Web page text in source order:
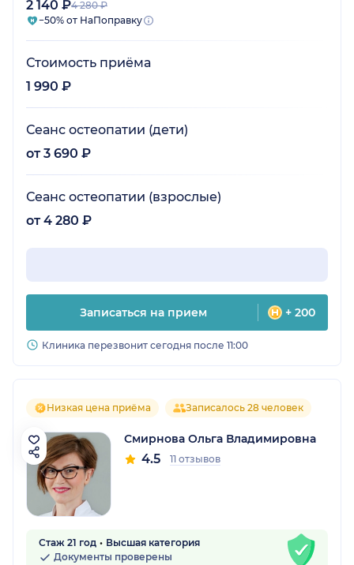
2 140 ₽4 280 ₽
−50% от НаПоправку
Стоимость приёма
1 990 ₽
Сеанс остеопатии (дети)
от 3 690 ₽
Сеанс остеопатии (взрослые)
от 4 280 ₽
Записаться на прием + 200
Клиника перезвонит сегодня после 11:00
Низкая цена приёма Записалось 28 человек
Смирнова Ольга Владимировна
4.5 11 отзывов
Стаж 21 год
Высшая категория
Документы проверены